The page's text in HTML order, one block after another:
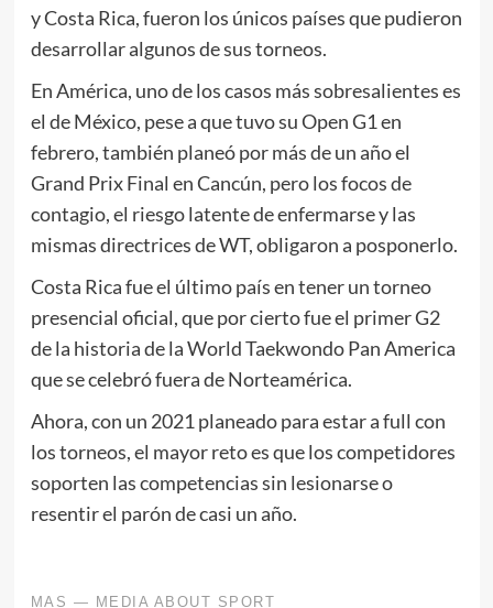
y Costa Rica, fueron los únicos países que pudieron
desarrollar algunos de sus torneos.
En América, uno de los casos más sobresalientes es
el de México, pese a que tuvo su Open G1 en
febrero, también planeó por más de un año el
Grand Prix Final en Cancún, pero los focos de
contagio, el riesgo latente de enfermarse y las
mismas directrices de WT, obligaron a posponerlo.
Costa Rica fue el último país en tener un torneo
presencial oficial, que por cierto fue el primer G2
de la historia de la World Taekwondo Pan America
que se celebró fuera de Norteamérica.
Ahora, con un 2021 planeado para estar a full con
los torneos, el mayor reto es que los competidores
soporten las competencias sin lesionarse o
resentir el parón de casi un año.